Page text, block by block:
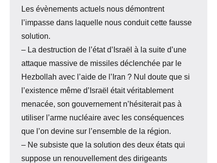
Les évènements actuels nous démontrent
l’impasse dans laquelle nous conduit cette fausse
solution.
– La destruction de l’état d’Israël à la suite d’une
attaque massive de missiles déclenchée par le
Hezbollah avec l’aide de l’Iran ? Nul doute que si
l’existence même d’Israël était véritablement
menacée, son gouvernement n’hésiterait pas à
utiliser l’arme nucléaire avec les conséquences
que l’on devine sur l’ensemble de la région.
– Ne subsiste que la solution des deux états qui
suppose un renouvellement des dirigeants